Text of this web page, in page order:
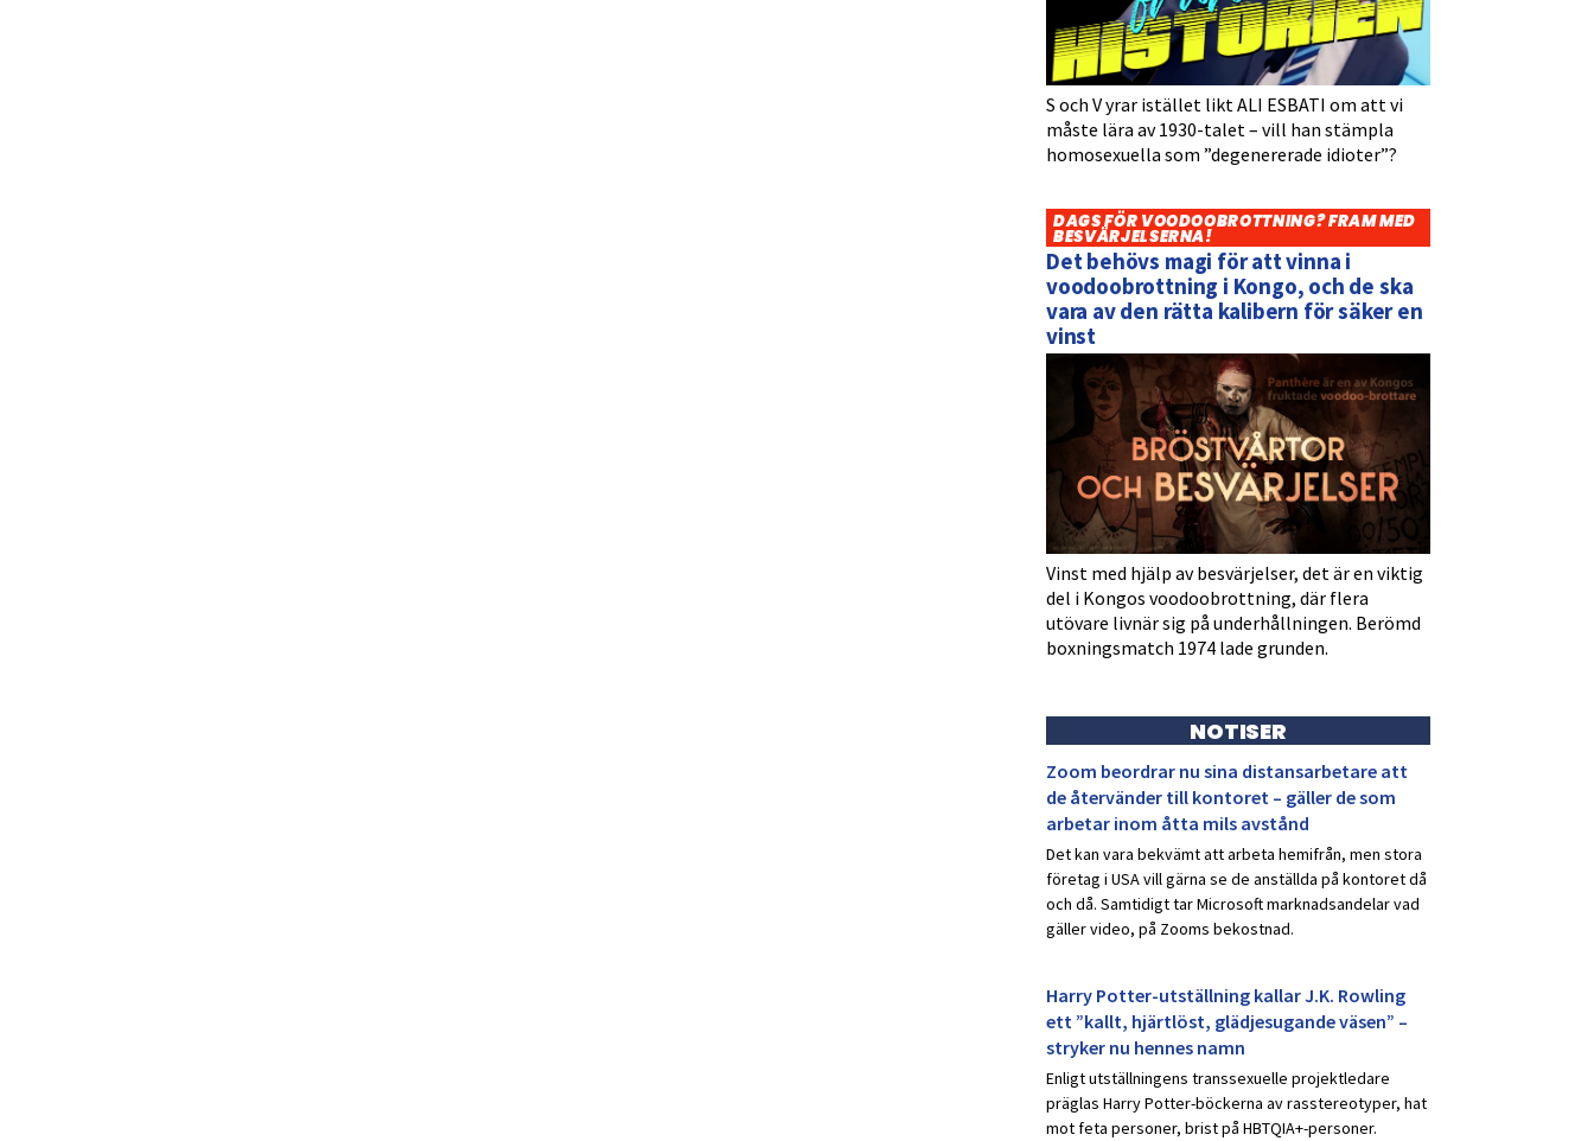
S och V yrar istället likt ALI ESBATI om att vi
måste lära av 1930-talet – vill han stämpla
homosexuella som ”degenererade idioter”?
DAGS FÖR VOODOOBROTTNING? FRAM MED
BESVÄRJELSERNA!
Det behövs magi för att vinna i
voodoobrottning i Kongo, och de ska
vara av den rätta kalibern för säker en
vinst
Vinst med hjälp av besvärjelser, det är en viktig
del i Kongos voodoobrottning, där flera
utövare livnär sig på underhållningen. Berömd
boxningsmatch 1974 lade grunden.
NOTISER
Zoom beordrar nu sina distansarbetare att
de återvänder till kontoret – gäller de som
arbetar inom åtta mils avstånd
Det kan vara bekvämt att arbeta hemifrån, men stora
företag i USA vill gärna se de anställda på kontoret då
och då. Samtidigt tar Microsoft marknadsandelar vad
gäller video, på Zooms bekostnad.
Harry Potter-utställning kallar J.K. Rowling
ett ”kallt, hjärtlöst, glädjesugande väsen” –
stryker nu hennes namn
Enligt utställningens transsexuelle projektledare
präglas Harry Potter-böckerna av rasstereotyper, hat
mot feta personer, brist på HBTQIA+-personer.